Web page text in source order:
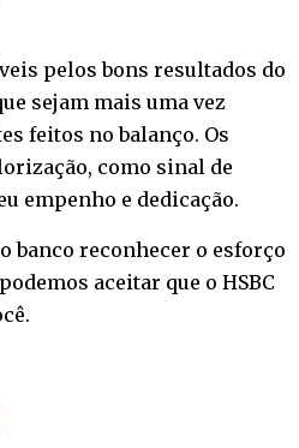
pelos bons resultados do
sejam mais uma vez
feitos no balanço. Os
como sinal de
empenho e dedicação.
banco reconhecer o esforço
aceitar que o HSBC